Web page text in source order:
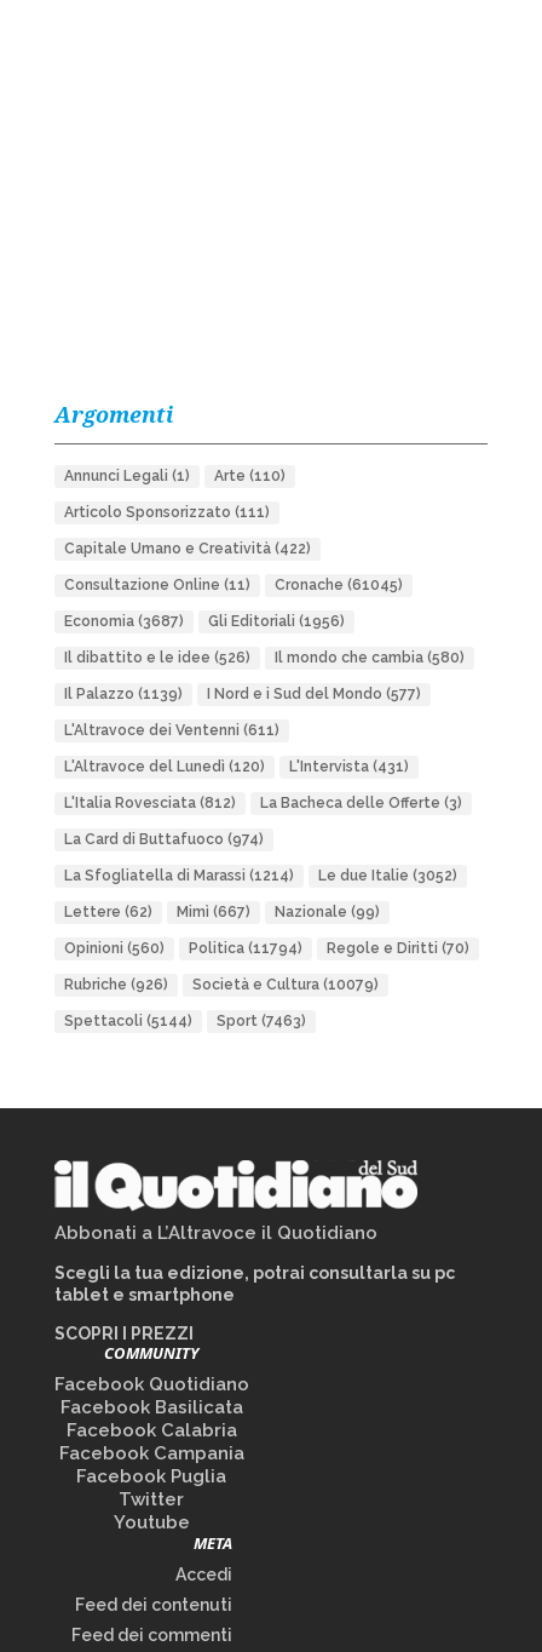
Argomenti
Annunci Legali (1) Arte (110)
Articolo Sponsorizzato (111)
Capitale Umano e Creatività(422)
Consultazione Online (11) Cronache (61045)
Economia(3687) Gli Editoriali (1956)
Il dibattito e le idee (526) Il mondo che cambia(580)
Il Palazzo (1139) I Nord e i Sud del Mondo (577)
L'Altravoce dei Ventenni (611)
L'Altravoce del Lunedì (120) L'Intervista(431)
L'Italia Rovesciata(812) La Bacheca delle Offerte (3)
La Card di Buttafuoco (974)
La Sfogliatella di Marassi (1214) Le due Italie (3052)
Lettere (62) Mimì (667) Nazionale (99)
Opinioni (560) Politica(11794) Regole e Diritti (70)
Rubriche (926) Società e Cultura(10079)
Spettacoli (5144) Sport(7463)
Abbonati a L’Altravoce il Quotidiano
Scegli la tua edizione, potrai consultarla su pc
tablet e smartphone
SCOPRI I PREZZI
COMMUNITY
Facebook Quotidiano
Facebook Basilicata
Facebook Calabria
Facebook Campania
Facebook Puglia
Twitter
Youtube
META
Accedi
Feed dei contenuti
Feed dei commenti